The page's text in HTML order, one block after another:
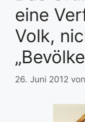
eine
Volk,
26. Juni 2012 von